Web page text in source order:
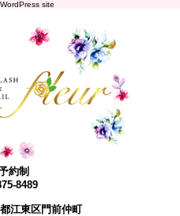
site
約制
8489
江東区門前仲町